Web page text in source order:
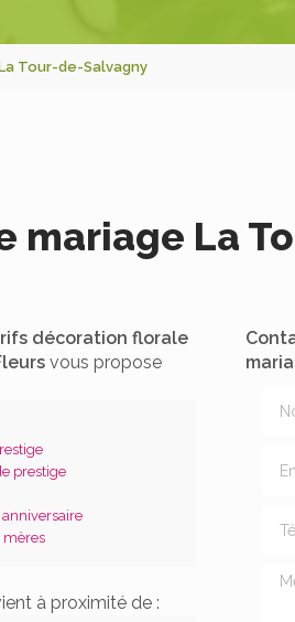
Tour-de-Salvagny
La
décoration florale
vous propose
prestige
mères
à proximité de :